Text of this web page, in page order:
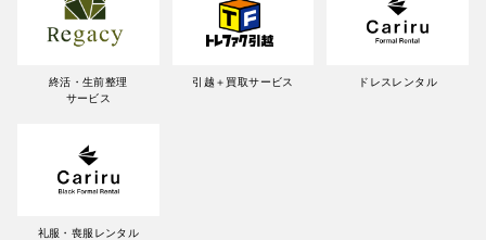
終活・生前整理
サービス
引越＋買取サービス ドレスレンタル
礼服・喪服レンタル